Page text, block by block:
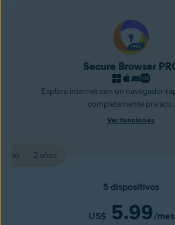
Secure Browser
Explora internet con un navegador
completamente privado.
Ver funciones
1 año 2 años
5 dispositivos
US$ 5.99/mes